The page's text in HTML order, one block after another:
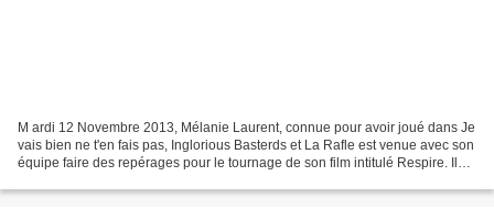
M ardi 12 Novembre 2013, Mélanie Laurent, connue pour avoir joué dans Je
vais bien ne t'en fais pas, Inglorious Basterds et La Rafle est venue avec son
équipe faire des repérages pour le tournage de son film intitulé Respire. Il